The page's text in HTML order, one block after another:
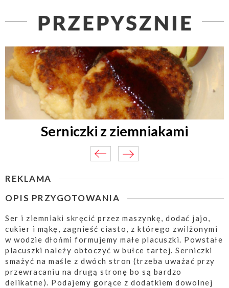
Serniczki z ziemniakami
REKLAMA
OPIS PRZYGOTOWANIA
Ser i ziemniaki skręcić przez maszynkę, dodać jajo,
cukier i mąkę, zagnieść ciasto, z którego zwilżonymi
w wodzie dłońmi formujemy małe placuszki. Powstałe
placuszki należy obtoczyć w bułce tartej. Serniczki
smażyć na maśle z dwóch stron (trzeba uważać przy
przewracaniu na drugą stronę bo są bardzo
delikatne). Podajemy gorące z dodatkiem dowolnej